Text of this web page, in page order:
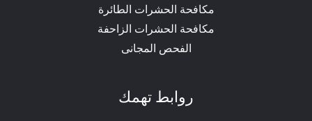
مكافحة الحشرات الطائرة
مكافحة الحشرات الزاحفة
الفحص المجانى
روابط تهمك